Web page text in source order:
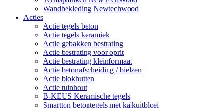
Wandbekleding Newtechwood
Acties
Actie tegels beton
Actie tegels keramiek
Actie gebakken bestrating
Actie bestrating voor oprit
Actie bestrating kleinformaat
Actie betonafscheiding / bielzen
Actie blokhutten
Actie tuinhout
B-KEUS Keramische tegels
Smartton betontegels met kalkuitbloei